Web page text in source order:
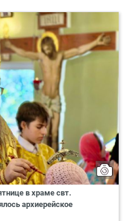
в храме свт.
архиерейское